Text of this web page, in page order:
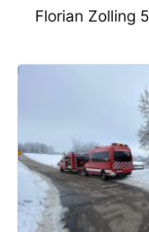
Florian Zolling